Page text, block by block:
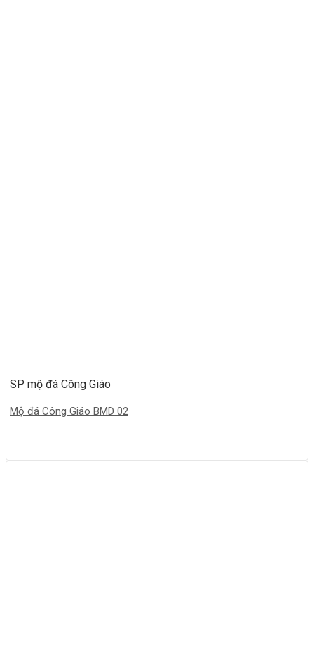
SP mộ đá Công Giáo
Mộ đá Công Giáo BMD 02